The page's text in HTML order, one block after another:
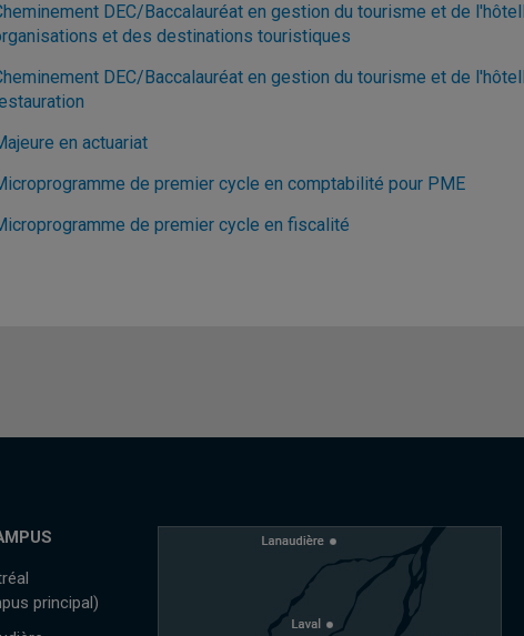
DEC/Baccalauréat en gestion du tourisme et de
et des destinations touristiques
DEC/Baccalauréat en gestion du tourisme et de
en actuariat
de premier cycle en comptabilité pour PME
de premier cycle en fiscalité
principal)